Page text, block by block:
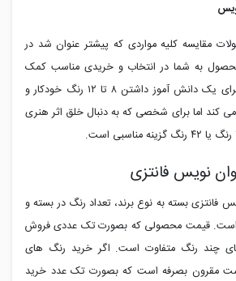
مقایسه کلیه مواردی که پیشتر عنوان شد در
به شما در انتخاب و خریدی مناسب کمک
خواهد کرد. بطور مثال برای یک دانش آموز داشتن ۸ تا ۱۲ رنگ خودکار و
کند اما برای شخصی که به دنبال خلق اثر هنری
نویس فانتزی
فانتزی بسته به نوع برند، تعداد رنگ در بسته و
است. قیمت محصولی که بصورت تک عددی فروش
چند رنگ متفاوت است. اگر خرید رنگ های
مقرون بصرفه است که بصورت تک عدد خرید